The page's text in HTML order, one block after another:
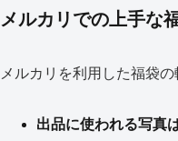
メルカリでの上手な
メルカリを利用した福袋
出品に使われる写真